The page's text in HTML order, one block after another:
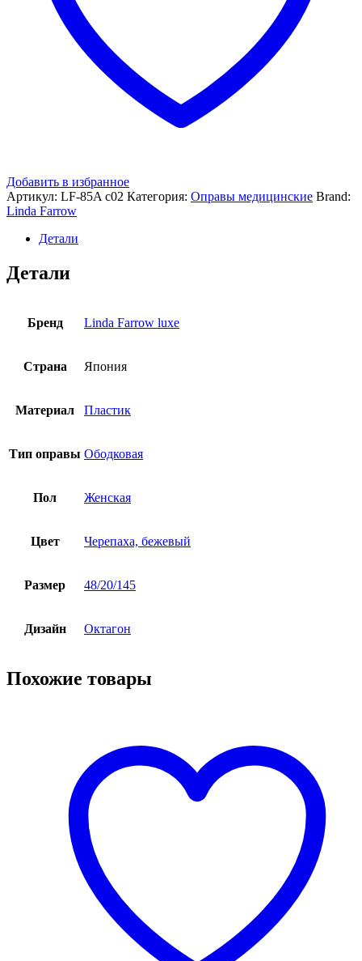
Добавить в избранное
Артикул: LF-85A c02 Категория: Оправы медицинские Brand:
Linda Farrow
Детали
Детали
Бренд Linda Farrow luxe
Страна Япония
Материал Пластик
Тип оправы Ободковая
Пол Женская
Цвет Черепаха, бежевый
Размер 48/20/145
Дизайн Октагон
Похожие товары